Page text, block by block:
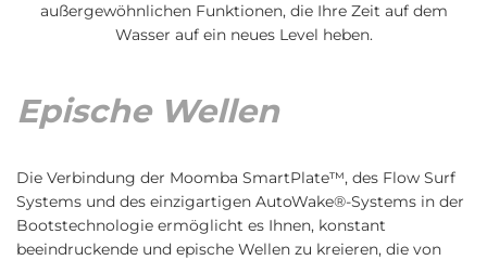
außergewöhnlichen Funktionen, die Ihre Zeit auf dem
Wasser auf ein neues Level heben.
Epische Wellen
Die Verbindung der Moomba SmartPlate™, des Flow Surf
Systems und des einzigartigen AutoWake®-Systems in der
Bootstechnologie ermöglicht es Ihnen, konstant
beeindruckende und epische Wellen zu kreieren, die von